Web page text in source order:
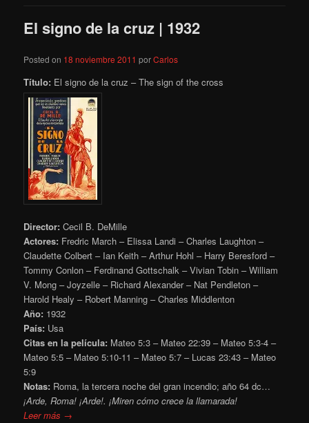
El signo de la cruz | 1932
Posted on 18 noviembre 2011 porCarlos
Título: El signo de la cruz – The sign of the cross
Director: Cecil B. DeMille
Actores: Fredric March – Elissa Landi – Charles Laughton –
Claudette Colbert – Ian Keith – Arthur Hohl – Harry Beresford –
Tommy Conlon – Ferdinand Gottschalk – Vivian Tobin – William
V. Mong – Joyzelle – Richard Alexander – Nat Pendleton –
Harold Healy – Robert Manning – Charles Middlenton
Año: 1932
País: Usa
Citas en la película: Mateo 5:3 – Mateo 22:39 – Mateo 5:3-4 –
Mateo 5:5 – Mateo 5:10-11 – Mateo 5:7 – Lucas 23:43 – Mateo
5:9
Notas: Roma, la tercera noche del gran incendio; año 64 dc…
¡Arde, Roma! ¡Arde!. ¡Miren cómo crece la llamarada!
Leer más →